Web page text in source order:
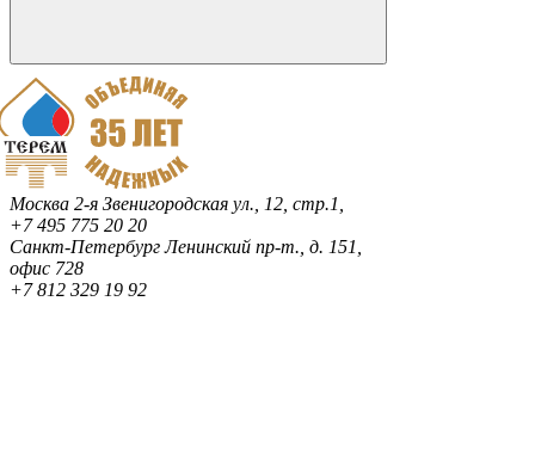
Москва 2-я Звенигородская ул., 12, стр.1,
+7 495 775 20 20
Санкт-ПетербургЛенинский пр-т., д. 151,
офис 728
+7 812 329 19 92